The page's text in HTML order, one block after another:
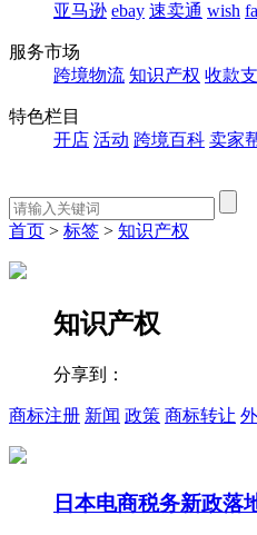
亚马逊 ebay 速卖通 wish
服务市场
跨境物流 知识产权 收款
特色栏目
开店 活动 跨境百科 卖家
首页 > 标签 > 知识产权
知识产权
分享到：
商标注册 新闻 政策 商标转让
日本电商税务新政落